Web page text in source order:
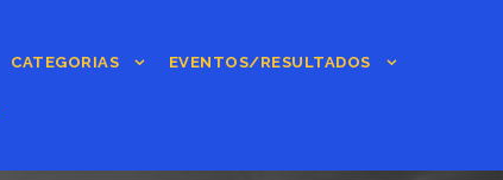
CATEGORIAS EVENTOS/RESULTADOS